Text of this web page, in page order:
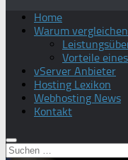
Home
Warum vergleichen
Vorteile
vServer Anbieter
Hosting Lexikon
Webhosting News
Kontakt
Suchen